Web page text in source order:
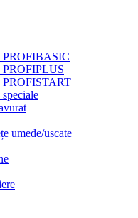
PROFIBASIC
PROFIPLUS
PROFISTART
umede/uscate